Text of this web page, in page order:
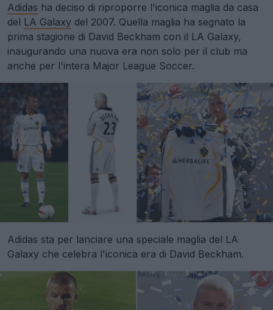
Adidas ha deciso di riproporre l'iconica maglia da casa
del LA Galaxy del 2007. Quella maglia ha segnato la
prima stagione di David Beckham con il LA Galaxy,
inaugurando una nuova era non solo per il club ma
anche per l'intera Major League Soccer.
Adidas sta per lanciare una speciale maglia del LA
Galaxy che celebra l'iconica era di David Beckham.